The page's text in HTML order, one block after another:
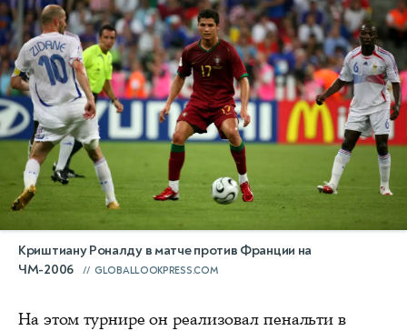
Криштиану Роналду в матче против Франции на
ЧМ-2006
GLOBALLOOKPRESS.COM
На этом турнире он реализовал пенальти в